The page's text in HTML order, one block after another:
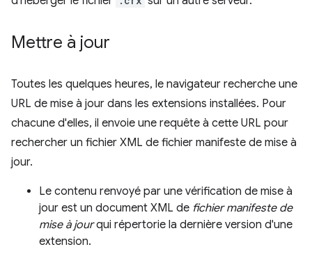
Mettre à jour
Toutes les quelques heures, le navigateur recherche une
URL de mise à jour dans les extensions installées. Pour
chacune d'elles, il envoie une requête à cette URL pour
rechercher un fichier XML de fichier manifeste de mise à
jour.
Le contenu renvoyé par une vérification de mise à
jour est un document XML de fichier manifeste de
mise à jourqui répertorie la dernière version d'une
extension.